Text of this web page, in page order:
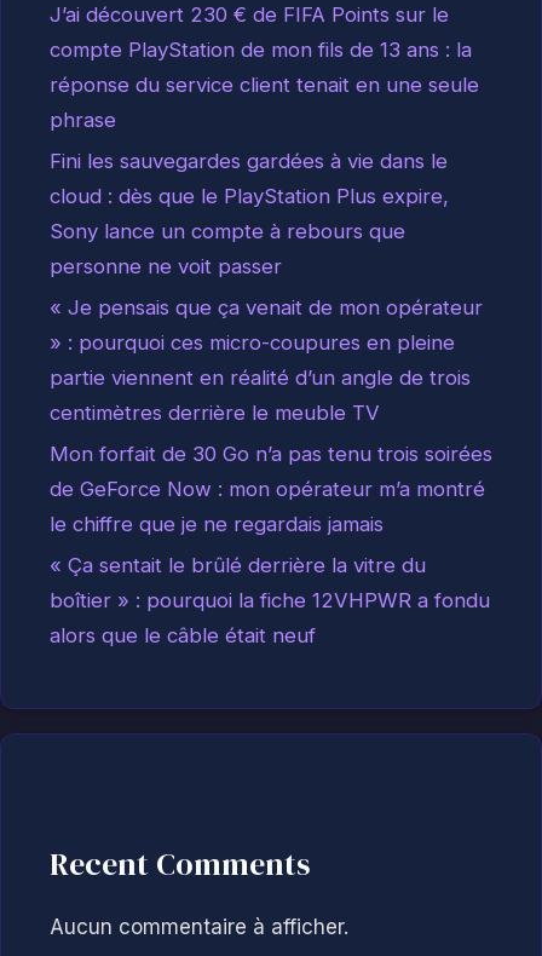
J’ai découvert 230 € de FIFA Points sur le
compte PlayStation de mon fils de 13 ans : la
réponse du service client tenait en une seule
phrase
Fini les sauvegardes gardées à vie dans le
cloud : dès que le PlayStation Plus expire,
Sony lance un compte à rebours que
personne ne voit passer
« Je pensais que ça venait de mon opérateur
» : pourquoi ces micro-coupures en pleine
partie viennent en réalité d’un angle de trois
centimètres derrière le meuble TV
Mon forfait de 30 Go n’a pas tenu trois soirées
de GeForce Now : mon opérateur m’a montré
le chiffre que je ne regardais jamais
« Ça sentait le brûlé derrière la vitre du
boîtier » : pourquoi la fiche 12VHPWR a fondu
alors que le câble était neuf
Recent Comments
Aucun commentaire à afficher.